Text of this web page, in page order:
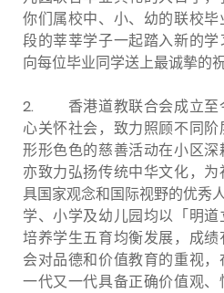
你们属校中、小、幼的联校
段的莘莘学子一起踏入新的
向每位毕业同学送上最诚摰的祝
2.
香港道教联合会成立
心关怀社会，致力照顾不同
形形色色的慈善活动在小区
亦致力弘扬传统中华文化，为
具国家观念和国际视野的优秀
学、小学及幼儿园均以「明
培养学生五育均衡发展，成
会对品德和价值教育的重视
一代又一代具备正确价值观